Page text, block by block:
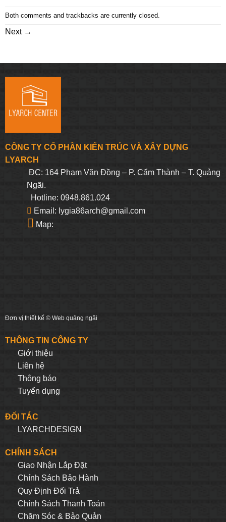
Both comments and trackbacks are currently closed.
Next →
CÔNG TY CỔ PHẦN KIẾN TRÚC VÀ XÂY DỰNG
LYARCH
ĐC: 164 Phạm Văn Đồng – P. Cẩm Thành – T. Quảng
Ngãi.
Hotline: 0948.861.024
Email: lygia86arch@gmail.com
Map:
Đơn vị thiết kế © Web quảng ngãi
THÔNG TIN CÔNG TY
Giới thiệu
Liên hệ
Thông báo
Tuyển dụng
ĐỐI TÁC
LYARCHDESIGN
CHÍNH SÁCH
Giao Nhận Lắp Đặt
Chính Sách Bảo Hành
Quy Định Đối Trả
Chính Sách Thanh Toán
Chăm Sóc & Bảo Quản